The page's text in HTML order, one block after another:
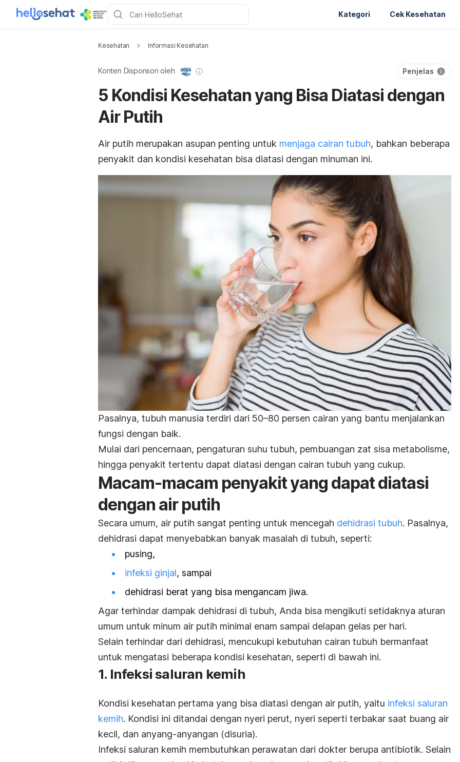
Kategori Cek Kesehatan
Kesehatan Informasi Kesehatan
Konten Disponsori oleh Penjelas
5 Kondisi Kesehatan yang Bisa Diatasi dengan
Air Putih
Air putih merupakan asupan penting untuk menjaga cairan tubuh, bahkan beberapa
penyakit dan kondisi kesehatan bisa diatasi dengan minuman ini.
Pasalnya, tubuh manusia terdiri dari 50–80 persen cairan yang bantu menjalankan
fungsi dengan baik.
Mulai dari pencernaan, pengaturan suhu tubuh, pembuangan zat sisa metabolisme,
hingga penyakit tertentu dapat diatasi dengan cairan tubuh yang cukup.
Macam-macam penyakit yang dapat diatasi
dengan air putih
Secara umum, air putih sangat penting untuk mencegah dehidrasi tubuh. Pasalnya,
dehidrasi dapat menyebabkan banyak masalah di tubuh, seperti:
pusing,
infeksi ginjal, sampai
dehidrasi berat yang bisa mengancam jiwa.
Agar terhindar dampak dehidrasi di tubuh, Anda bisa mengikuti setidaknya aturan
umum untuk minum air putih minimal enam sampai delapan gelas per hari.
Selain terhindar dari dehidrasi, mencukupi kebutuhan cairan tubuh bermanfaat
untuk mengatasi beberapa kondisi kesehatan, seperti di bawah ini.
1. Infeksi saluran kemih
Kondisi kesehatan pertama yang bisa diatasi dengan air putih, yaitu infeksi saluran
kemih. Kondisi ini ditandai dengan nyeri perut, nyeri seperti terbakar saat buang air
kecil, dan anyang-anyangan (disuria).
Infeksi saluran kemih membutuhkan perawatan dari dokter berupa antibiotik. Selain